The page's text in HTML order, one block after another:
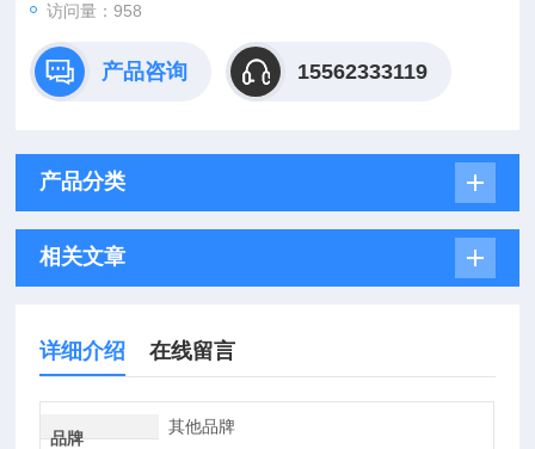
访问量：958
产品咨询 15562333119
产品分类
相关文章
详细介绍 在线留言
品牌
其他品牌